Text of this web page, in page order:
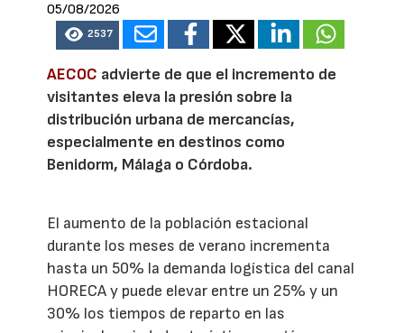
05/08/2026
2537
AECOC advierte de que el incremento de
visitantes eleva la presión sobre la
distribución urbana de mercancías,
especialmente en destinos como
Benidorm, Málaga o Córdoba.
El aumento de la población estacional
durante los meses de verano incrementa
hasta un 50% la demanda logística del canal
HORECA y puede elevar entre un 25% y un
30% los tiempos de reparto en las